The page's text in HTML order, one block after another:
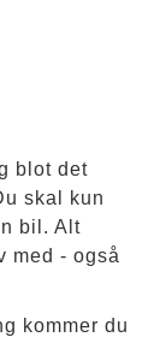
blot det
skal kun
bil. Alt
med - også
kommer du